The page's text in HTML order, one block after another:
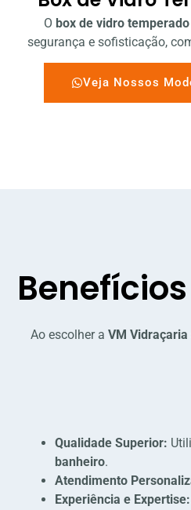
O box de vidro
segurança e sofisticação,
Veja Nossos
Ao escolher a VM Vidraçaria
Qualidade Superior:
banheiro.
Atendimento
Experiência e Expertise: